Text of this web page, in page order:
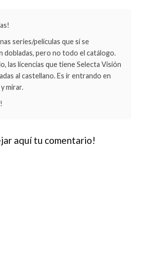
series/películas que sí se
dobladas, pero no todo el catálogo.
las licencias que tiene Selecta Visión
al castellano. Es ir entrando en
mirar.
aquí tu comentario!